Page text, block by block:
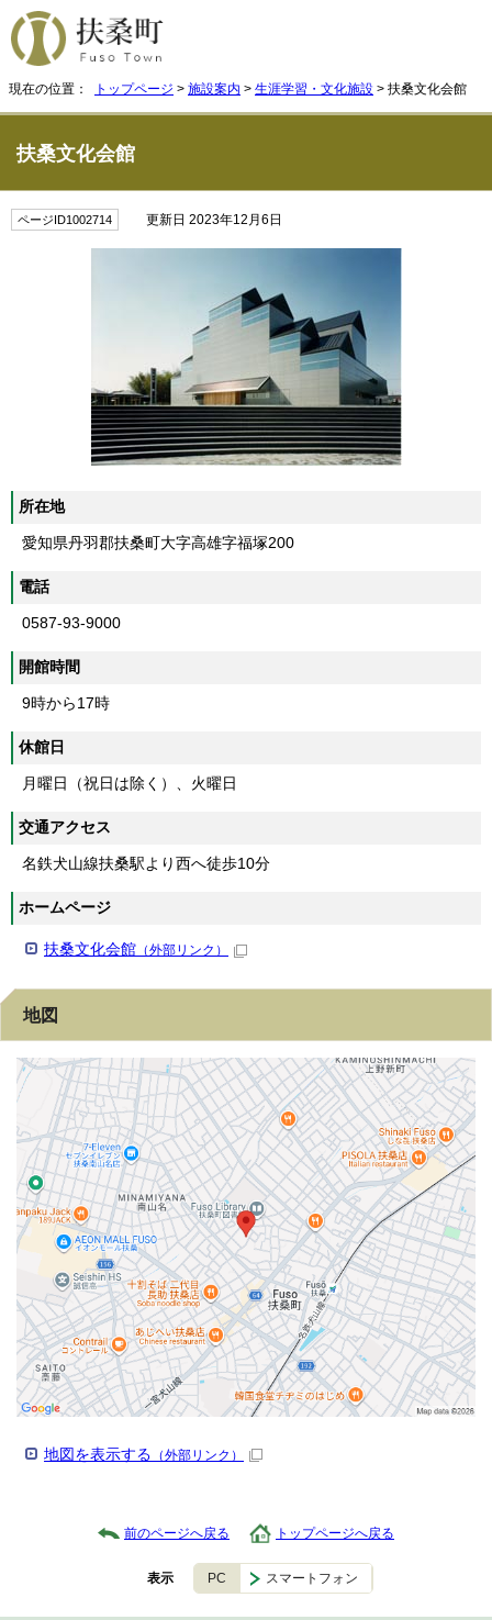
現在の位置： トップページ > 施設案内 > 生涯学習・文化施設 > 扶桑文化会館
扶桑文化会館
ページID1002714 更新日 2023年12月6日
所在地
愛知県丹羽郡扶桑町大字高雄字福塚200
電話
0587-93-9000
開館時間
9時から17時
休館日
月曜日（祝日は除く）、火曜日
交通アクセス
名鉄犬山線扶桑駅より西へ徒歩10分
ホームページ
扶桑文化会館 （外部リンク）
地図
地図を表示する （外部リンク）
前のページへ戻る トップページへ戻る
表示 PC スマートフォン